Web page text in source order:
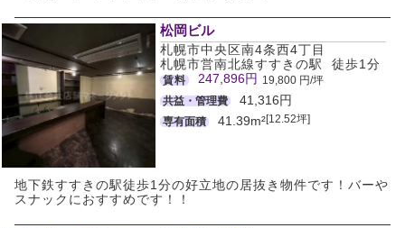
松岡ビル
札幌市中央区南4条西4丁目
札幌市営南北線すすきの駅 徒歩1分
賃料 247,896円 19,800 円/坪
共益・管理費
41,316円
専有面積 41.39m²[12.52坪]
地下鉄すすきの駅徒歩1分の好立地の居抜き物件です！バーや
スナックにおすすめです！！